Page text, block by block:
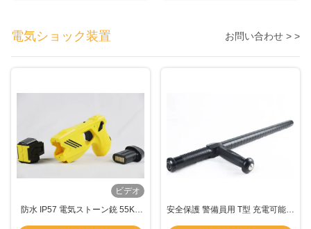
電気ショック装置 お問い合わせ > >
ビデオ
防水 IP57 電気ストーン銃 55KV
安全保護 警備員用 T型 充電可能な